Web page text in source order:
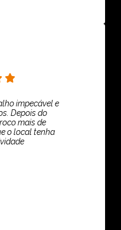
impecável e
Depois do
mais de
o local tenha